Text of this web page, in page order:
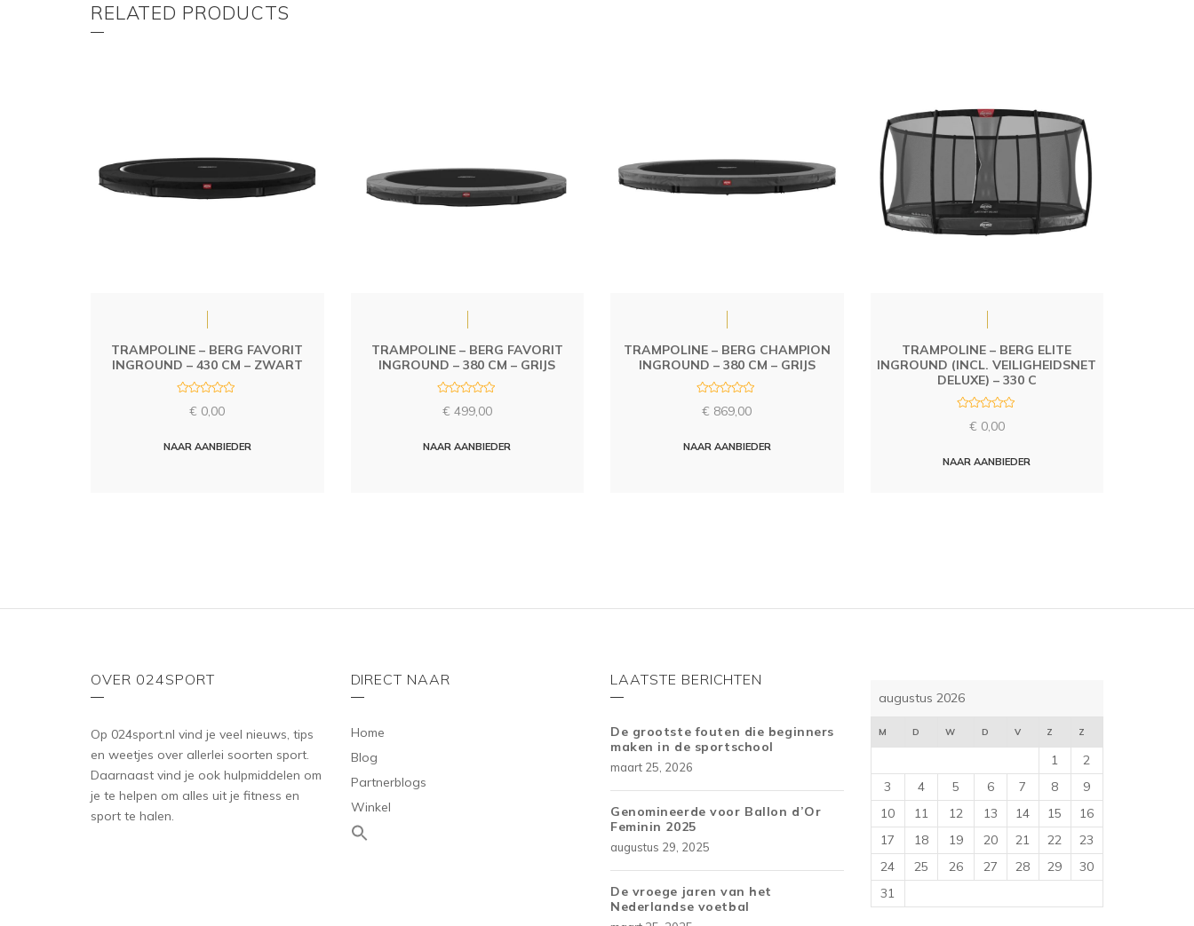
RELATED PRODUCTS
TRAMPOLINE – BERG FAVORIT
INGROUND – 430 CM – ZWART
d
€ 0,00
NAAR AANBIEDER
TRAMPOLINE – BERG FAVORIT
INGROUND – 380 CM – GRIJS
a
d
€ 499,00
NAAR AANBIEDER
TRAMPOLINE – BERG CHAMPION
INGROUND – 380 CM – GRIJS
a
d
€ 869,00
NAAR AANBIEDER
TRAMPOLINE – BERG ELITE
INGROUND (INCL. VEILIGHEIDSNET
DELUXE) – 330 C
d
€ 0,00
NAAR AANBIEDER
OVER 024SPORT
Op 024sport.nl vind je veel nieuws, tips
en weetjes over allerlei soorten sport.
Daarnaast vind je ook hulpmiddelen om
je te helpen om alles uit je fitness en
sport te halen.
DIRECT NAAR
Home
Blog
Partnerblogs
Winkel
LAATSTE BERICHTEN
De grootste fouten die beginners
maken in de sportschool
maart 25, 2026
Genomineerde voor Ballon d’Or
Feminin 2025
augustus 29, 2025
De vroege jaren van het
Nederlandse voetbal
augustus 2026
M D W D V Z Z
1
2
3
4 5 6 7 8
9
10
11 12 13 14 15
16
17
18 19 20 21 22
23
24
25 26 27 28 29
30
31